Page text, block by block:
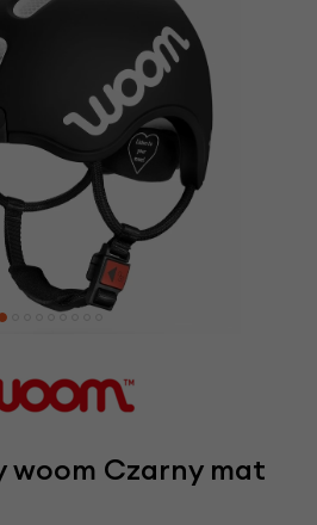
woom Czarny mat